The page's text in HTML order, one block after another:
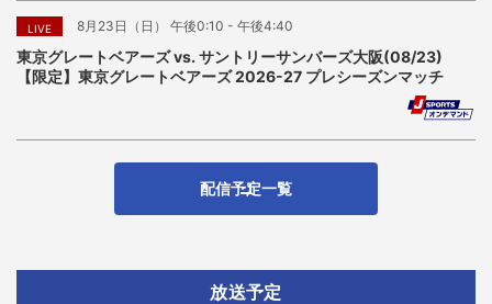
LIVE 8月23日（日） 午後0:10 - 午後4:40
東京グレートベアーズ vs. サントリーサンバーズ大阪(08/23)
【限定】東京グレートベアーズ 2026-27 プレシーズンマッチ
配信予定一覧
放送予定